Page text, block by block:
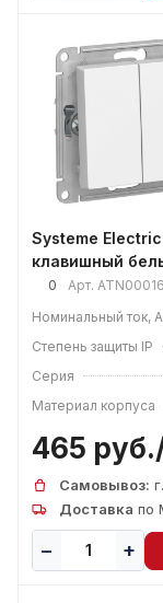
Systeme
клавишный
0 Арт.
Номинальный ток, А
Степень защиты IP
Серия
Материал корпуса
465
Самовывоз:
Доставка по